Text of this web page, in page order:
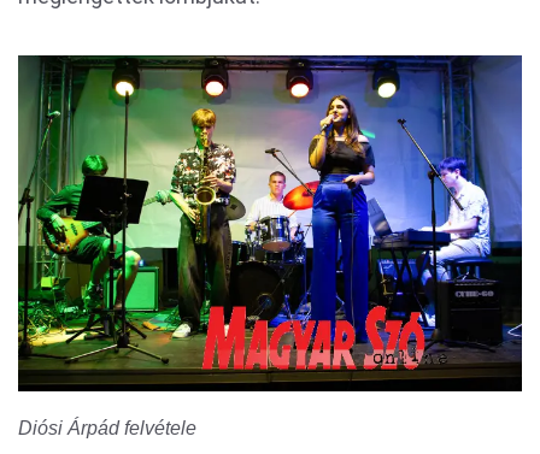
Diósi Árpád felvétele